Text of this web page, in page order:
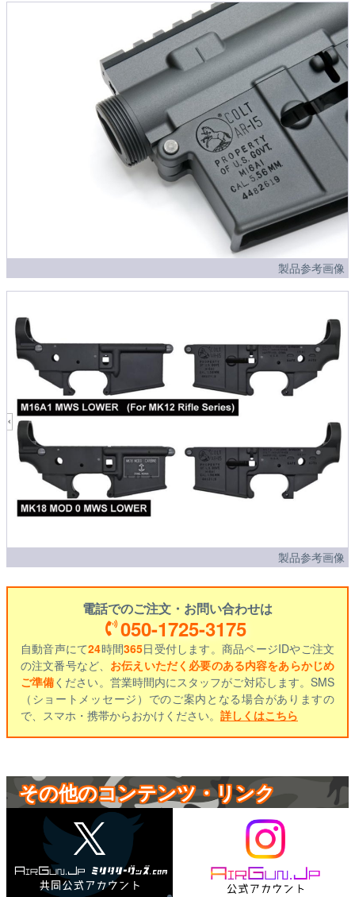
製品参考画像
製品参考画像
電話でのご注文・お問い合わせは
050-1725-3175
自動音声にて24時間365日受付します。商品ページIDやご注文
の注文番号など、 お伝えいただく必要のある内容をあらかじめ
ご準備ください。営業時間内にスタッフがご対応します。SMS
（ショートメッセージ）でのご案内となる場合がありますの
で、スマホ・携帯からおかけください。 詳しくはこちら
その他のコンテンツ・リンク